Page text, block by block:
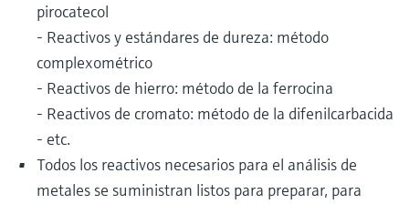
pirocatecol
- Reactivos y estándares de dureza: método
complexométrico
- Reactivos de hierro: método de la ferrocina
- Reactivos de cromato: método de la difenilcarbacida
- etc.
Todos los reactivos necesarios para el análisis de
metales se suministran listos para preparar, para